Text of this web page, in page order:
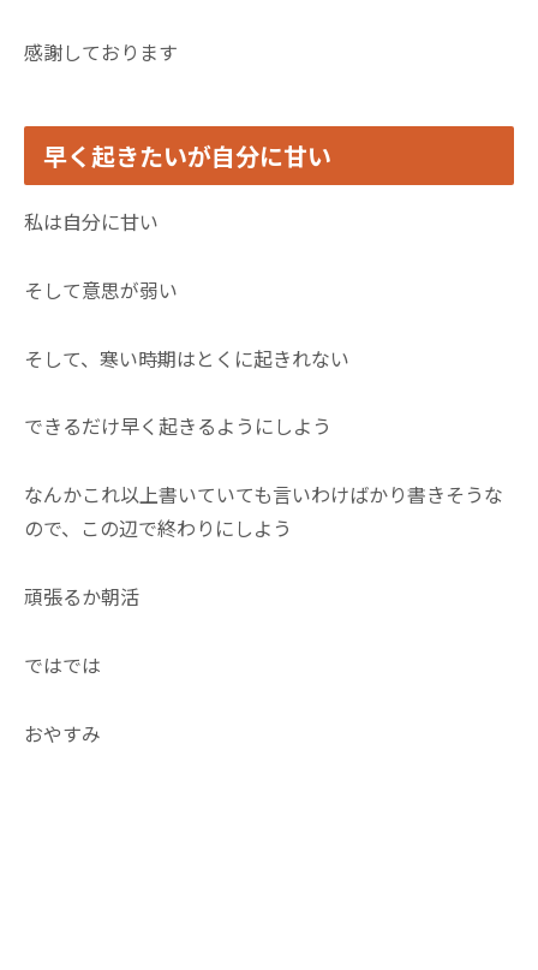
感謝しております
早く起きたいが自分に甘い
私は自分に甘い
そして意思が弱い
そして、寒い時期はとくに起きれない
できるだけ早く起きるようにしよう
なんかこれ以上書いていても言いわけばかり書きそうな
ので、この辺で終わりにしよう
頑張るか朝活
ではでは
おやすみ